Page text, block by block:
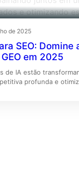
de 2025
SEO: Domine
em 2025
de IA estão
profunda e